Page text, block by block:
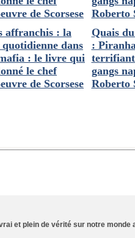
affranchis : la
quotidienne dans
: le livre qui
le chef
de Scorsese
Quais
:
gangs
Roberto
et plein de vérité sur notre monde